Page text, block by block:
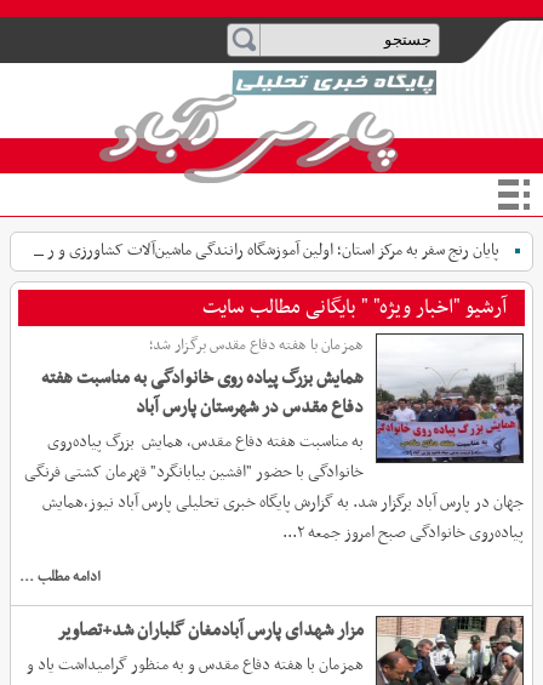
پایان رنج سفر به مرکز استان؛ اولین آموزشگاه رانندگی ماشین‌آلات کشاورزی و
راهسازی د _
آرشیو "اخبار ویژه" " بایگانی مطالب سایت
همزمان با هفته دفاع مقدس برگزار شد؛
همایش بزرگ پیاده روی خانوادگی به مناسبت هفته
دفاع مقدس در شهرستان پارس آباد
به مناسبت هفته دفاع مقدس، همایش بزرگ پیاده‌روی
خانوادگی با حضور "افشین بیابانگرد" قهرمان کشتی فرنگی
جهان در پارس آباد برگزار شد. به گزارش پایگاه خبری تحلیلی پارس آباد نیوز،همایش
ادامه مطلب ...
مزار شهدای پارس آبادمغان گلباران شد+تصاویر